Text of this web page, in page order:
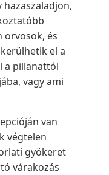
orvosok, és
el a
a pillanattól
vagy ami
van
végtelen
gyökeret
várakozás